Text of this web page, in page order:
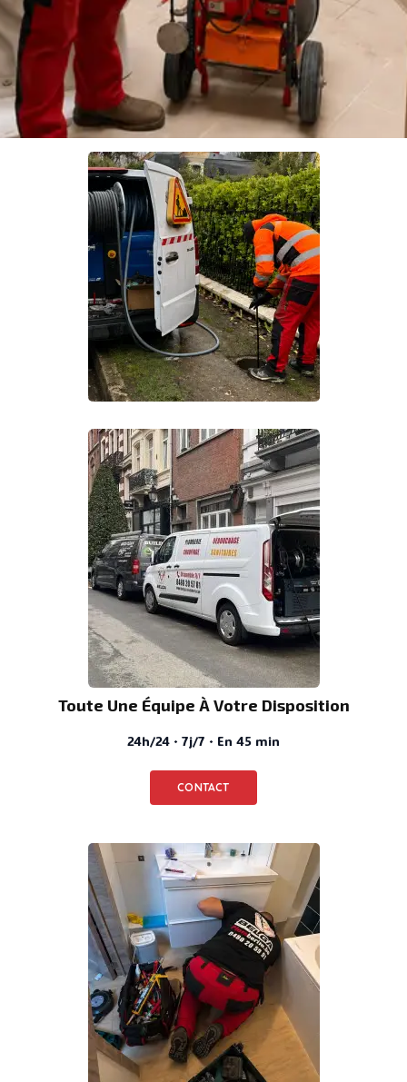
Toute Une Équipe À Votre Disposition
24h/24 · 7j/7 · En 45 min
CONTACT